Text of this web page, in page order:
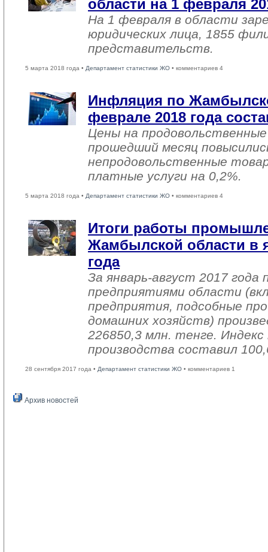
области на 1 февраля
На 1 февраля в области
юридических лица, 1855
представительств.
5 марта 2018 года • Департамент статистики ЖО • комментариев 4
Инфляция по
феврале 2018 года
Цены на
прошедший месяц
непродовольственные
платные услуги на 0,2%.
5 марта 2018 года • Департамент статистики ЖО • комментариев 4
Итоги работы
Жамбылской области в
года
За январь-август 2017
предприятиями области
предприятия, подсобные
домашних хозяйств)
226850,3 млн. тенге.
производства составил
28 сентября 2017 года • Департамент статистики ЖО • комментариев 1
Архив новостей